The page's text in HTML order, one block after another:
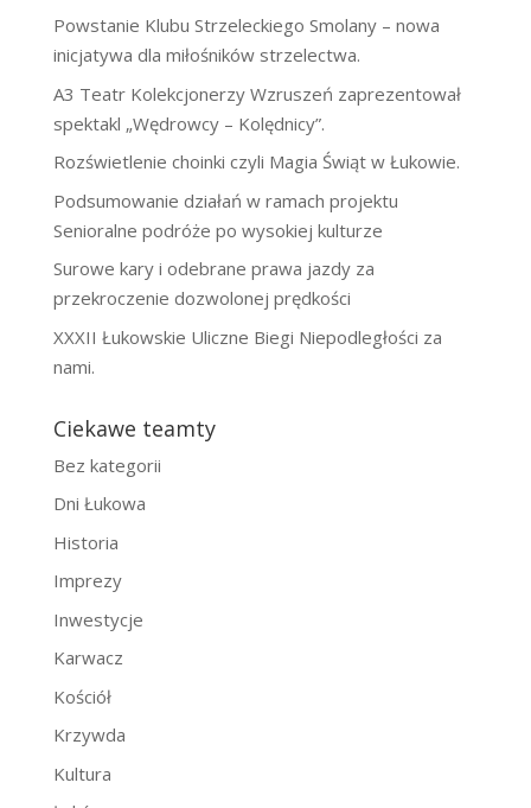
Powstanie Klubu Strzeleckiego Smolany – nowa
inicjatywa dla miłośników strzelectwa.
A3 Teatr Kolekcjonerzy Wzruszeń zaprezentował
spektakl „Wędrowcy – Kolędnicy”.
Rozświetlenie choinki czyli Magia Świąt w Łukowie.
Podsumowanie działań w ramach projektu
Senioralne podróże po wysokiej kulturze
Surowe kary i odebrane prawa jazdy za
przekroczenie dozwolonej prędkości
XXXII Łukowskie Uliczne Biegi Niepodległości za
nami.
Ciekawe teamty
Bez kategorii
Dni Łukowa
Historia
Imprezy
Inwestycje
Karwacz
Kościół
Krzywda
Kultura